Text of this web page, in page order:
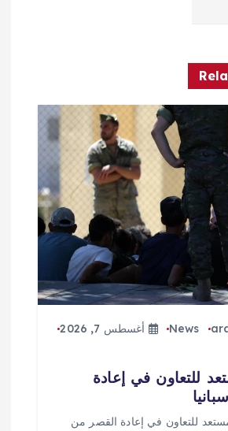
News
أغسطس 7, 2026
للتعاون في إعادة
مستعد للتعاون في إعادة القصر من